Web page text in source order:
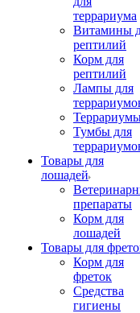
террариума
Витамины
рептилий
Корм для
рептилий
Лампы для
Тумбы для
Товары для
лошадей
препараты
Корм для
лошадей
Товары для
Корм для
фреток
Средства
гигиены